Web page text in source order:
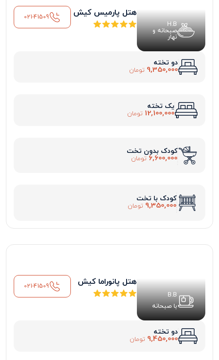
H.B
صبحانه و
نهار
هتل پارمیس کیش 021-41509
دو تخته
9,350,000 تومان
یک تخته
12,100,000 تومان
کودک بدون تخت
6,600,000 تومان
کودک با تخت
9,350,000 تومان
B.B
با صبحانه
هتل پانوراما کیش 021-41509
دو تخته
9,450,000 تومان